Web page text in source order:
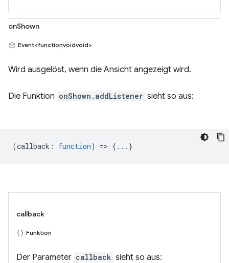
onShown
Event<functionvoidvoid>
Wird ausgelöst, wenn die Ansicht angezeigt wird.
Die Funktion onShown.addListener sieht so aus:
(callback : function) => {...}
callback
Funktion
Der Parameter callback sieht so aus: